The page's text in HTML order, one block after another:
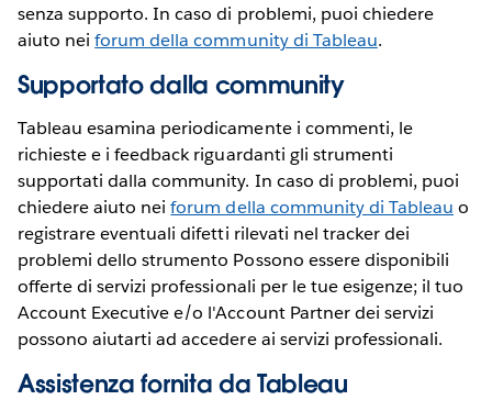
senza supporto. In caso di problemi, puoi chiedere
aiuto neiforum della community di Tableau.
Supportato dalla community
Tableau esamina periodicamente i commenti, le
richieste e i feedback riguardanti gli strumenti
supportati dalla community. In caso di problemi, puoi
chiedere aiuto neiforum della community di Tableau o
registrare eventuali difetti rilevati nel tracker dei
problemi dello strumento Possono essere disponibili
offerte di servizi professionali per le tue esigenze; il tuo
Account Executive e/o l'Account Partner dei servizi
possono aiutarti ad accedere ai servizi professionali.
Assistenza fornita da Tableau